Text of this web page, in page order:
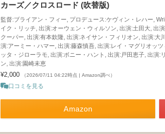
カーズ／クロスロード (吹替版)
監督:ブライアン・フィー, プロデュース:ケヴィン・レハー,
イク・リッチ, 出演:オーウェン・ウィルソン, 出演:土田大, 出
クーパー, 出演:有本欽隆, 出演:ネイサン・フィリオン, 出演:大
演:アーミー・ハマー, 出演:藤森慎吾, 出演:レイ・マグリオッ
ッタ・ジローラモ, 出演:ボニー・ハント, 出演:戸田恵子, 出演
ン, 出演:園崎未恵
¥2,000 （2026/07/11 04:22時点 | Amazon調べ）
口コミを見る
Amazon